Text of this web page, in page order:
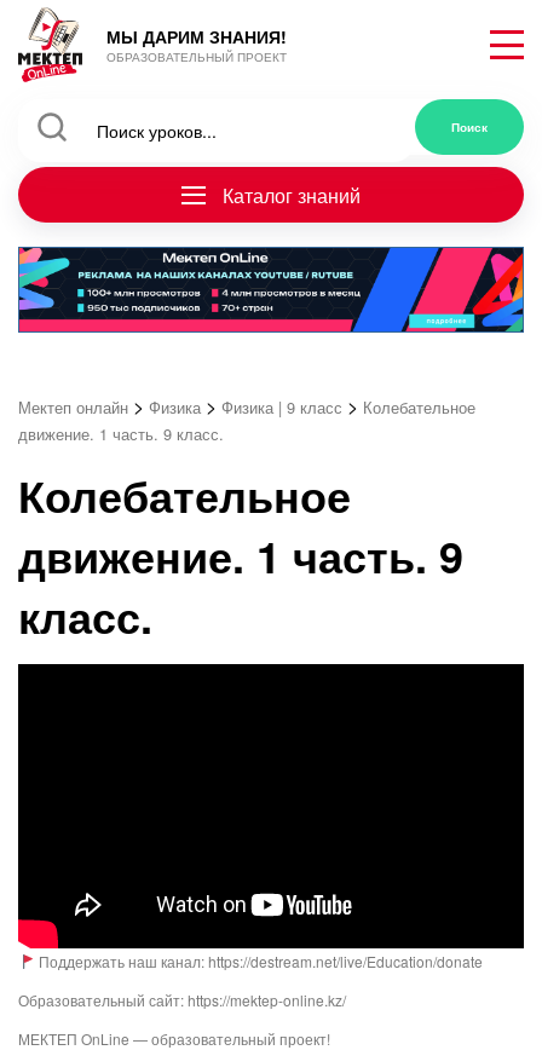
МЫ ДАРИМ ЗНАНИЯ!
ОБРАЗОВАТЕЛЬНЫЙ ПРОЕКТ
Каталог знаний
Мектеп онлайн > Физика > Физика | 9 класс > Колебательное
движение. 1 часть. 9 класс.
Колебательное
движение. 1 часть. 9
класс.
Поддержать наш канал: https://destream.net/live/Education/donate
Образовательный сайт: https://mektep-online.kz/
МЕКТЕП OnLine — образовательный проект!